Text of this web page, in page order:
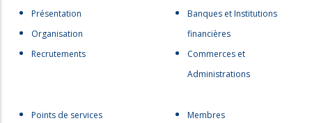
Présentation
Organisation
Recrutements
Banques et Institutions
financières
Commerces et
Administrations
MenuPoints de services
menuMembres